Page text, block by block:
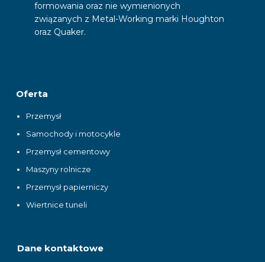
formowania oraz nie wymienionych
związanych z Metal-Working marki Houghton
oraz Quaker.
Oferta
Przemysł
Samochody i motocykle
Przemysł cementowy
Maszyny rolnicze
Przemysł papierniczy
Wiertnice tuneli
Dane kontaktowe